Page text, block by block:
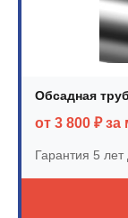
Обсадная
от 3 800 ₽ за
Гарантия 5 лет